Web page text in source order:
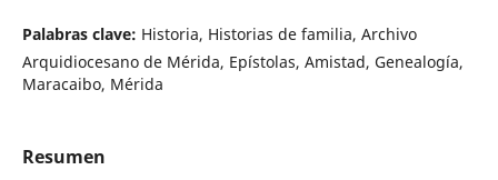
Palabras clave: Historia, Historias de familia, Archivo
Arquidiocesano de Mérida, Epístolas, Amistad, Genealogía,
Maracaibo, Mérida
Resumen